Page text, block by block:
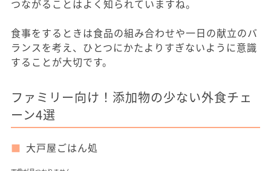
つながることはよく知られていますね。
食事をするときは食品の組み合わせや一日の献立のバ
ランスを考え、ひとつにかたよりすぎないように意識
することが大切です。
ファミリー向け！添加物の少ない外食チェ
ーン4選
大戸屋ごはん処